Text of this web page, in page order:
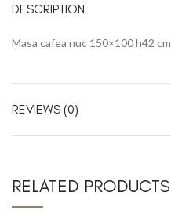
DESCRIPTION
Masa cafea nuc 150×100 h42 cm
REVIEWS (0)
RELATED PRODUCTS